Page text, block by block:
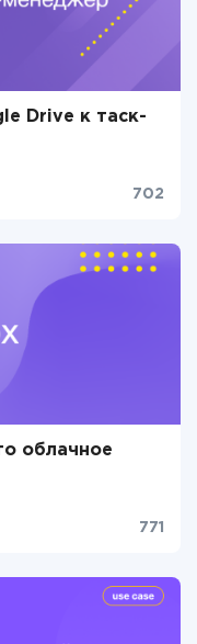
Drive к таск-
702
облачное
771